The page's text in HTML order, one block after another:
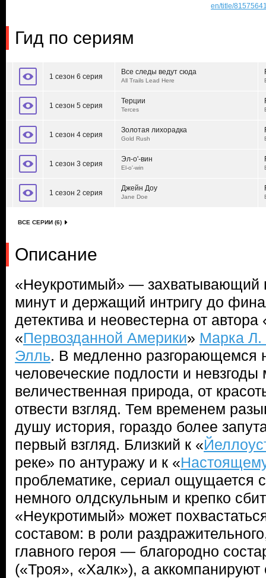
en/title/
Гид по сериям
1 сезон 6 серия
Все следы ведут сюда
All Trails Lead Here
1 сезон 5 серия
Терции
Terces
1 сезон 4 серия
Золотая лихорадка
Gold Rush
1 сезон 3 серия
Эл-о'-вин
El-o'-win
1 сезон 2 серия
Джейн Доу
Jane Doe
ВСЕ СЕРИИ (6)
Описание
«Неукротимый» — захватывающий
минут и держащий интригу до
детектива и неовестерна от
«Первозданной Америки» Марка Л.
Элль. В медленно разгорающемся
человеческие подлости и невзгоды
величественная природа, от
отвести взгляд. Тем временем
душу история, гораздо более
первый взгляд. Близкий к «
реке» по антуражу и к «
проблематике, сериал ощущается
немного олдскульным и крепко
«Неукротимый» может
составом: в роли
главного героя — благородно
(«Троя», «Халк»), а